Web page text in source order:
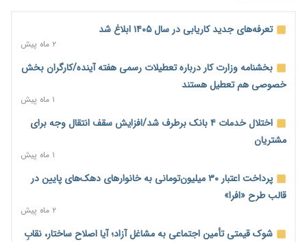
رشد ۷۵ هزار میلیاردی بازار خرید اعتباری؛ فین‌تک‌ها وارد میدان
احتمال اختلال ۲۴ ساعته در سامانه‌های تأمین اجتماعی
۲ روز پیش
آغاز اجرای پایلوت «ردا کارت» برای دانشجویان تحصیلات تکمیلی
محدودیت تازه برای شبکه بانکی؛ افزایش سپرده قانونی با هدف
کنترل تورم
ترمز تولید خودرو کشیده شد؛ افت ۲۵ درصدی تیراژ ایران‌خودرو،
سایپا و پارس‌خودرو
تعرفه‌های جدید کاریابی در سال ۱۴۰۵ ابلاغ شد
۲ ماه پیش
بخشنامه وزارت کار درباره تعطیلات رسمی هفته آینده/کارگران بخش
خصوصی هم تعطیل هستند
۱ ماه پیش
اختلال خدمات ۴ بانک برطرف شد/افزایش سقف انتقال وجه برای
مشتریان
۱ ماه پیش
پرداخت اعتبار ۳۰ میلیون‌تومانی به خانوارهای دهک‌های پایین در
قالب طرح «افرا»
۲ ماه پیش
شوک قیمتی تأمین اجتماعی به مشاغل آزاد؛ آیا اصلاح ساختار، نقابِ